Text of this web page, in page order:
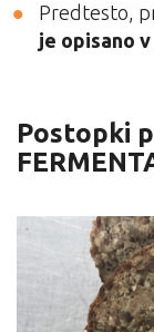
Predtesto,
je opisano
Postopki